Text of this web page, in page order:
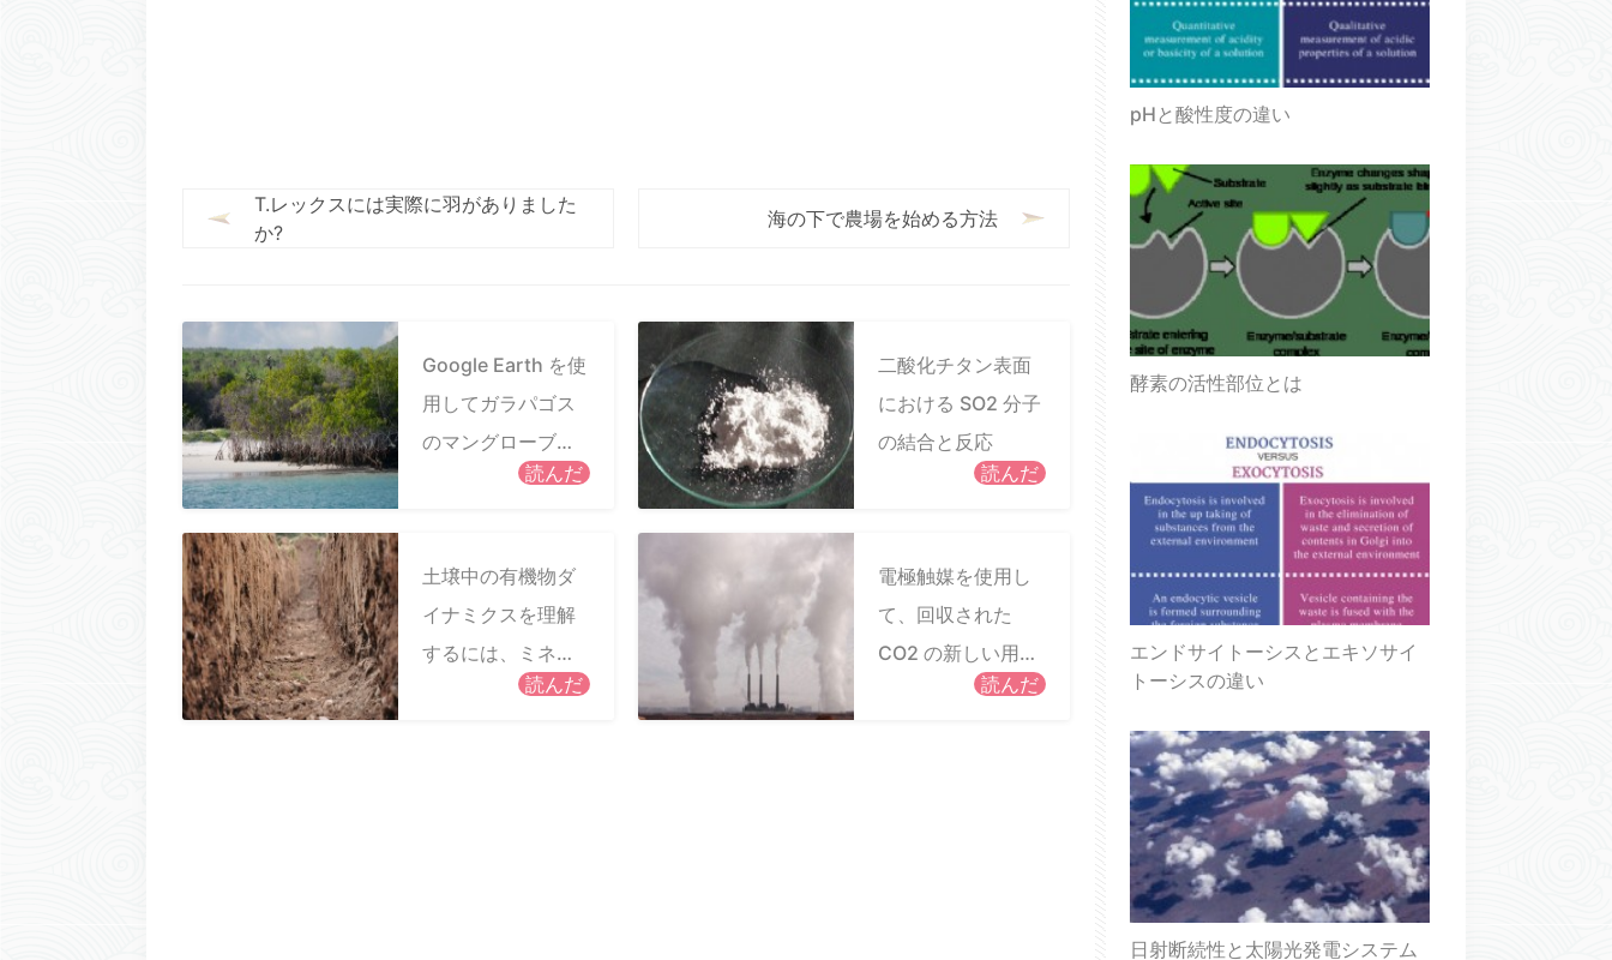
T.レックスには実際に羽がありました
か?
海の下で農場を始める方法
Google Earth を使
用してガラパゴス
のマングローブの
分布をマッピング
読んだ
二酸化チタン表面
における SO2 分子
の結合と反応
読んだ
土壌中の有機物ダ
イナミクスを理解
するには、ミネラ
ルの世界に目を向
読んだ
電極触媒を使用し
て、回収された
CO2 の新しい用途
読んだ
pHと酸性度の違い
酵素の活性部位とは
エンドサイトーシスとエキソサイ
トーシスの違い
日射断続性と太陽光発電システム